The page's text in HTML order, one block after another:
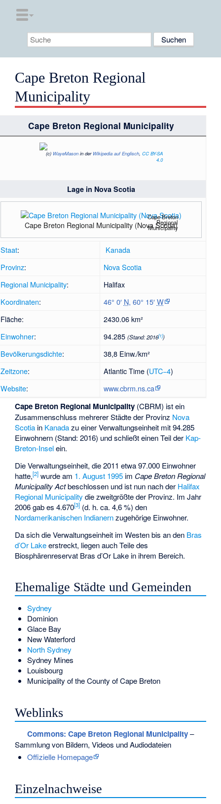
Cape Breton Regional
Municipality
Cape Breton Regional Municipality
(c) WayeMason in der Wikipedia auf Englisch ,CC BY-SA
4.0
Lage in Nova Scotia
Cape Breton Regional Municipality (Nova Scotia)
Cape Breton
Regional
Municipality
Staat:
Kanada
Provinz:
Nova Scotia
Regional Municipality:
Halifax
Koordinaten: 46° 0′ N, 60° 15′W
Fläche:
2430.06 km²
Einwohner: 94.285 (Stand: 2016[1])
Bevölkerungsdichte:
38,8 Einw./km²
Zeitzone: Atlantic Time (UTC−4)
Website: www.cbrm.ns.ca
Cape Breton Regional Municipality (CBRM) ist ein
Zusammenschluss mehrerer Städte der Provinz Nova
Scotia in Kanadazu einer Verwaltungseinheit mit 94.285
Einwohnern (Stand: 2016) und schließt einen Teil der Kap-
Breton-Inselein.
Die Verwaltungseinheit, die 2011 etwa 97.000 Einwohner
hatte,[2] wurde am 1. August 1995 im Cape Breton Regional
Municipality Actbeschlossen und ist nun nach der Halifax
Regional Municipality die zweitgrößte der Provinz. Im Jahr
2006 gab es 4.670[3] (d. h. ca. 4,6 %) den
Nordamerikanischen Indianernzugehörige Einwohner.
Da sich die Verwaltungseinheit im Westen bis an den Bras
d’Or Lakeerstreckt, liegen auch Teile des
Biosphärenreservat Bras d’Or Lake in ihrem Bereich.
Ehemalige Städte und Gemeinden
Sydney
Dominion
Glace Bay
New Waterford
North Sydney
Sydney Mines
Louisbourg
Municipality of the County of Cape Breton
Weblinks
Commons: Cape Breton Regional Municipality–
Sammlung von Bildern, Videos und Audiodateien
Offizielle Homepage
Einzelnachweise